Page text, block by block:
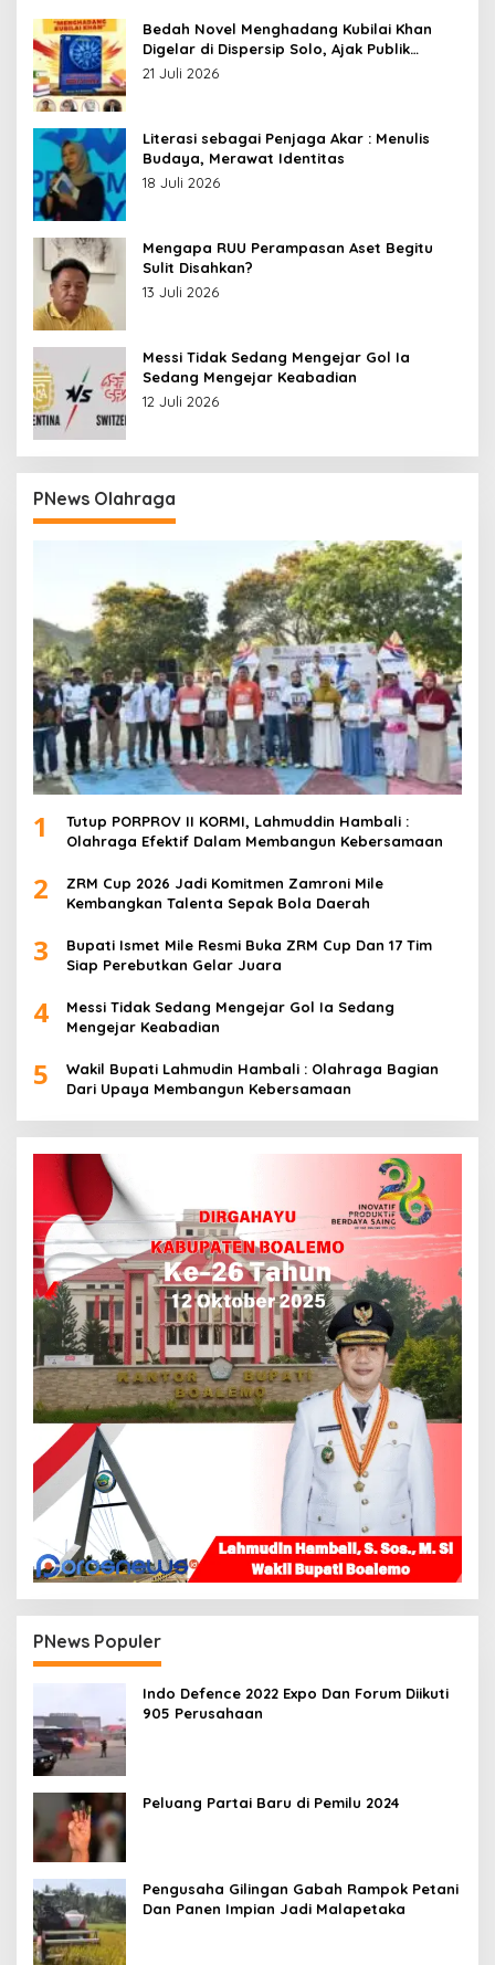
Bedah Novel Menghadang Kubilai Khan
Digelar di Dispersip Solo, Ajak Publik
Menyelami Heroisme Leluhur Nusantara
21 Juli 2026
Literasi sebagai Penjaga Akar : Menulis
Budaya, Merawat Identitas
18 Juli 2026
Mengapa RUU Perampasan Aset Begitu
Sulit Disahkan?
13 Juli 2026
Messi Tidak Sedang Mengejar Gol Ia
Sedang Mengejar Keabadian
12 Juli 2026
PNews Olahraga
1
Tutup PORPROV II KORMI, Lahmuddin Hambali :
Olahraga Efektif Dalam Membangun Kebersamaan
2
ZRM Cup 2026 Jadi Komitmen Zamroni Mile
Kembangkan Talenta Sepak Bola Daerah
3
Bupati Ismet Mile Resmi Buka ZRM Cup Dan 17 Tim
Siap Perebutkan Gelar Juara
4
Messi Tidak Sedang Mengejar Gol Ia Sedang
Mengejar Keabadian
5
Wakil Bupati Lahmudin Hambali : Olahraga Bagian
Dari Upaya Membangun Kebersamaan
PNews Populer
Indo Defence 2022 Expo Dan Forum Diikuti
905 Perusahaan
Peluang Partai Baru di Pemilu 2024
Pengusaha Gilingan Gabah Rampok Petani
Dan Panen Impian Jadi Malapetaka